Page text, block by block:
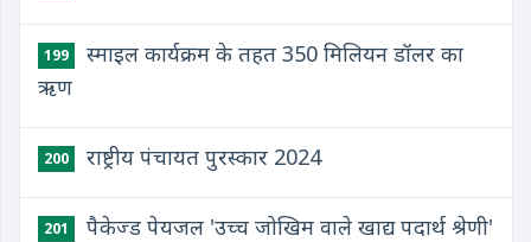
199
स्माइल कार्यक्रम के तहत 350 मिलियन डॉलर का
ऋण
200 राष्ट्रीय पंचायत पुरस्कार 2024
201
पैकेज्ड पेयजल 'उच्च जोखिम वाले खाद्य पदार्थ श्रेणी'